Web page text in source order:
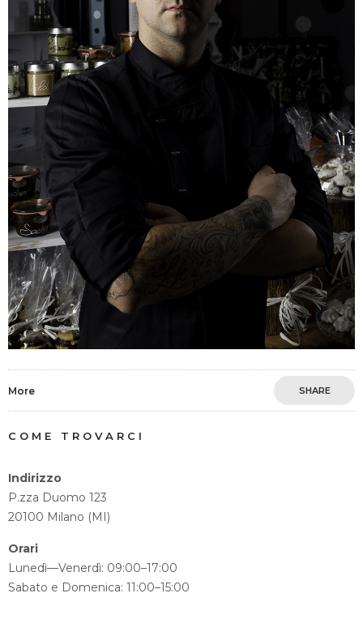
More SHARE
COME TROVARCI
Indirizzo
P.zza Duomo 123
20100 Milano (MI)
Orari
Lunedì—Venerdì: 09:00–17:00
Sabato e Domenica: 11:00–15:00